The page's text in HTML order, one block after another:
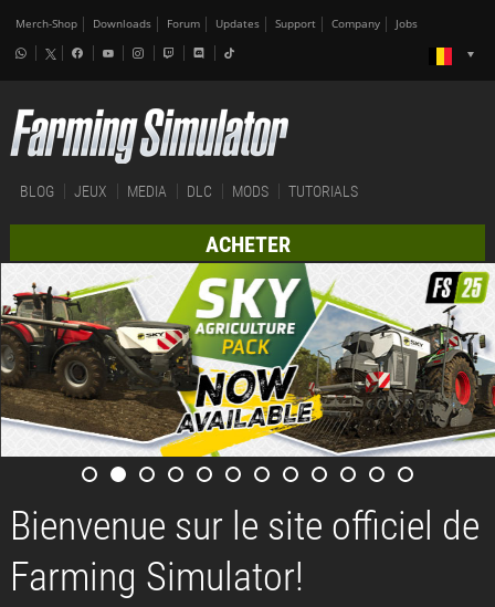
Merch-Shop Downloads Forum Updates Support Company Jobs
BLOG JEUX MEDIA DLC MODS TUTORIALS
ACHETER
Bienvenue sur le site officiel de
Farming Simulator!